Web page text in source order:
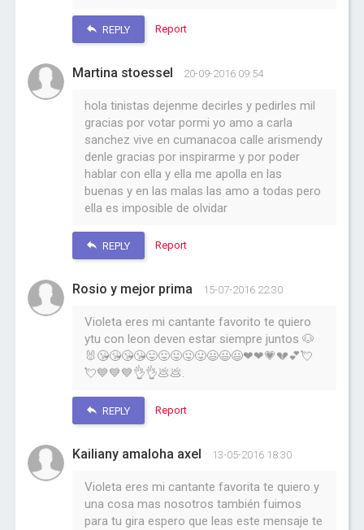
REPLY Report
Martina stoessel 20-09-2016 09:54
hola tinistas dejenme decirles y pedirles mil
gracias por votar pormi yo amo a carla
sanchez vive en cumanacoa calle arismendy
denle gracias por inspirarme y por poder
hablar con ella y ella me apolla en las
buenas y en las malas las amo a todas pero
ella es imposible de olvidar
REPLY Report
Rosio y mejor prima 15-07-2016 22:30
Violeta eres mi cantante favorito te quiero
ytu con leon deven estar siempre juntos 🐶
🐰😘😘😘😘😛😛😛😛😛😃😃😃❤❤💗💔💕💘
💘💙💙💙👌👌💩💩.
REPLY Report
Kailiany amaloha axel 13-05-2016 18:30
Violeta eres mi cantante favorita te quiero y
una cosa mas nosotros también fuimos
para tu gira espero que leas este mensaje te